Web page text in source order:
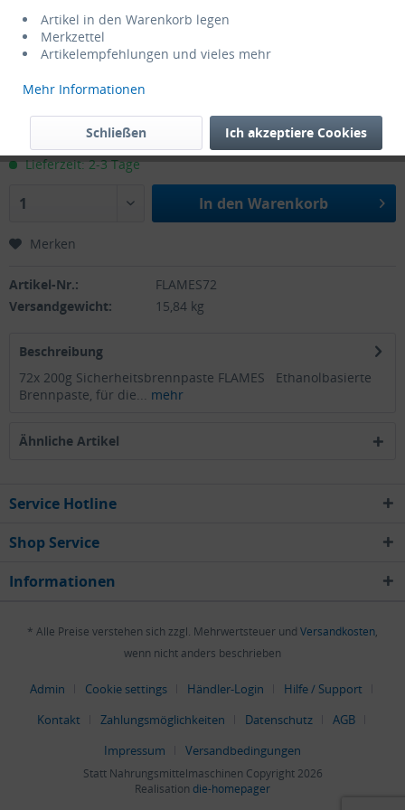
58,00 € *
14.4 Kilogramm (0,00 € * / Kilogramm)
zzgl. Versandkosten
Lieferzeit: 2-3 Tage
In den Warenkorb
Merken
Artikel-Nr.:
FLAMES72
Versandgewicht:
15,84 kg
Beschreibung
72x 200g Sicherheitsbrennpaste FLAMES Ethanolbasierte
Brennpaste, für die... mehr
Ähnliche Artikel
Service Hotline
Shop Service
Informationen
* Alle Preise verstehen sich zzgl. Mehrwertsteuer und Versandkosten,
wenn nicht anders beschrieben
Admin Cookie settings Händler-Login
Hilfe / Support
Kontakt
Zahlungsmöglichkeiten Datenschutz
AGB
Impressum
Versandbedingungen
Statt Nahrungsmittelmaschinen Copyright 2026
Realisation die-homepager
Artikel in den Warenkorb legen
Merkzettel
Artikelempfehlungen und vieles mehr
Mehr Informationen
Ich akzeptiere Cookies
Schließen